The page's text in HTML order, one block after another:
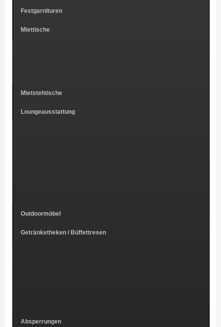
Festgarnituren
Miettische
Mietstehtische
Loungeausstattung
Outdoormöbel
Getränketheken / Büffettresen
Absperrungen